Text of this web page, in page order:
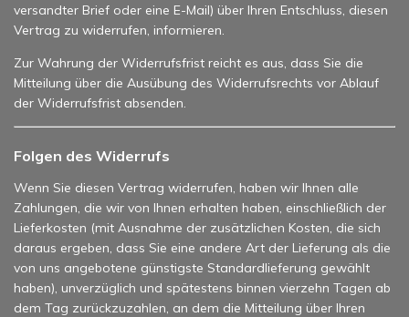
versandter Brief oder eine E-Mail) über Ihren Entschluss, diesen
Vertrag zu widerrufen, informieren.
Zur Wahrung der Widerrufsfrist reicht es aus, dass Sie die
Mitteilung über die Ausübung des Widerrufsrechts vor Ablauf
der Widerrufsfrist absenden.
Folgen des Widerrufs
Wenn Sie diesen Vertrag widerrufen, haben wir Ihnen alle
Zahlungen, die wir von Ihnen erhalten haben, einschließlich der
Lieferkosten (mit Ausnahme der zusätzlichen Kosten, die sich
daraus ergeben, dass Sie eine andere Art der Lieferung als die
von uns angebotene günstigste Standardlieferung gewählt
haben), unverzüglich und spätestens binnen vierzehn Tagen ab
dem Tag zurückzuzahlen, an dem die Mitteilung über Ihren